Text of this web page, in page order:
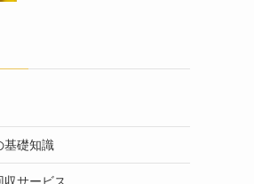
基礎知識
収サービス